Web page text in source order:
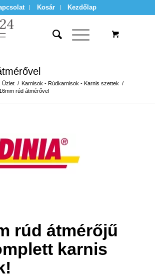
Kosár Kezdőlap
Üzlet / Karnisok - Rúdkarnisok - Karnis szettek /
16mm rúd átmérővel
rúd átmérőjű
karnis